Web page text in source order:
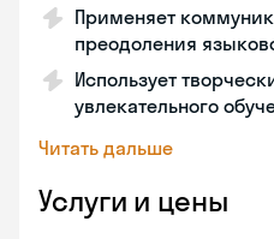
Применяет
преодоления
Использует
увлекательного
Читать дальше
Услуги и цены